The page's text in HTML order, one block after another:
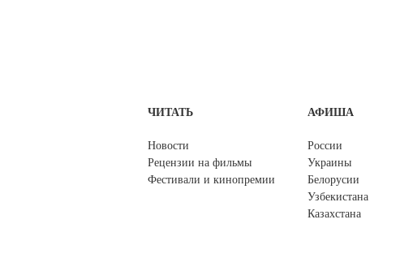
ЧИТАТЬ
Новости
Рецензии на фильмы
Фестивали и кинопремии
АФИША
России
Украины
Белорусии
Узбекистана
Казахстана